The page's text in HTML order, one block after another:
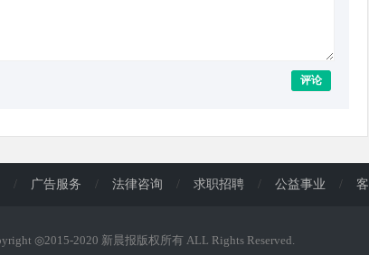
评论
/ 广告服务 / 法律咨询 / 求职招聘 / 公益事业 /
◎2015-2020 新晨报版权所有 ALL Rights Reserved.